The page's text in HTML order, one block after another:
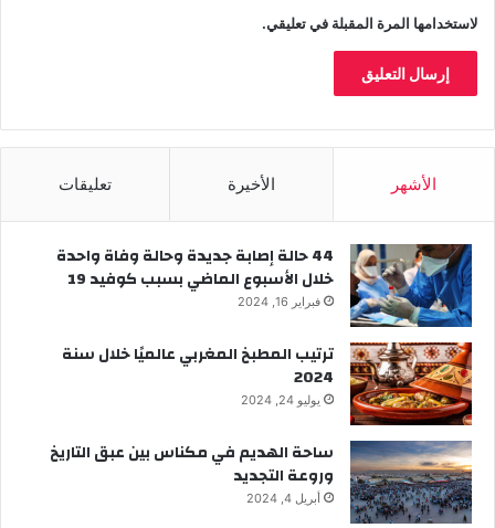
لاستخدامها المرة المقبلة في تعليقي.
الأشهر الأخيرة تعليقات
44 حالة إصابة جديدة وحالة وفاة واحدة
خلال الأسبوع الماضي بسبب كوفيد 19
فبراير 16, 2024
ترتيب المطبخ المغربي عالميًا خلال سنة
2024
يوليو 24, 2024
ساحة الهديم في مكناس بين عبق التاريخ
وروعة التجديد
أبريل 4, 2024